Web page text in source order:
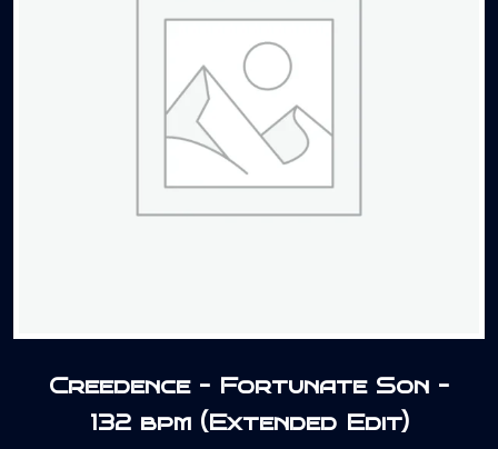
Creedence – Fortunate Son –
132 bpm (Extended Edit)